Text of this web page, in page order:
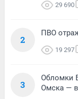
29 690
2
ПВО
19 297
3
Обломки
Омска —